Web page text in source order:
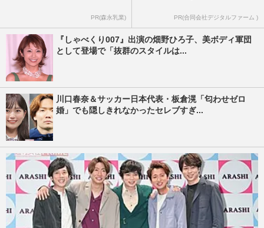
PR(森永乳業) PR(合同会社デジタルファーム )
『しゃべくり007』出演の畑野ひろ子、美ボディ軍団
として登場で「抜群のスタイルは...
川口春奈＆サッカー日本代表・板倉滉「匂わせゼロ
婚」でも隠しきれなかったセレブすぎ...